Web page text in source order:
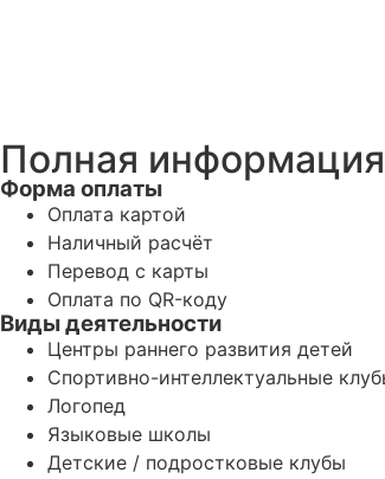
Полная информация
Форма оплаты
Оплата картой
Наличный расчёт
Перевод с карты
Оплата по QR-коду
Виды деятельности
Центры раннего развития детей
Спортивно-интеллектуальные
Логопед
Языковые школы
Детские / подростковые клубы